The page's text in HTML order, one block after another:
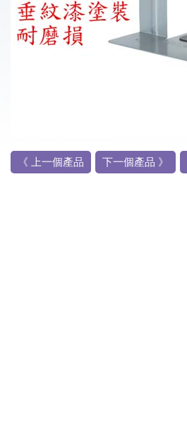
《 上一個產品 下一個產品 》